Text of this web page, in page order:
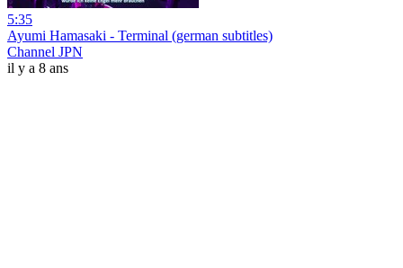
5:35
Ayumi Hamasaki - Terminal (german subtitles)
Channel JPN
il y a 8 ans